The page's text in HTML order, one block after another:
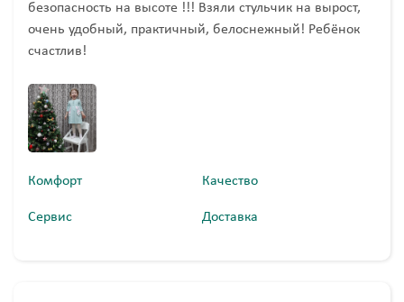
безопасность на высоте !!! Взяли стульчик на вырост,
очень удобный, практичный, белоснежный! Ребёнок
счастлив!
Комфорт Качество
Сервис Доставка